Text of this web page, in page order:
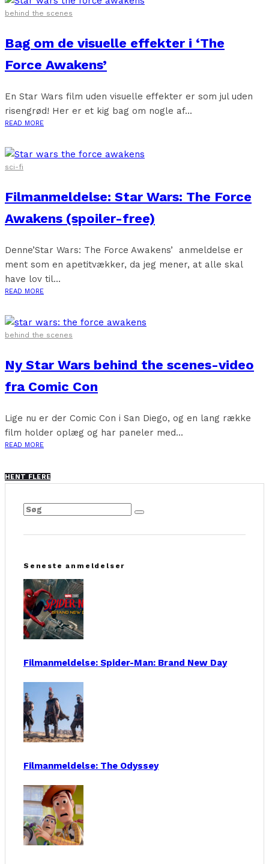
behind the scenes
Bag om de visuelle effekter i ‘The
Force Awakens’
En Star Wars film uden visuelle effekter er som jul uden
risengrød! Her er et kig bag om nogle af...
READ MORE
sci-fi
Filmanmeldelse: Star Wars: The Force
Awakens (spoiler-free)
Denne’Star Wars: The Force Awakens’ anmeldelse er
ment som en apetitvækker, da jeg mener, at alle skal
have lov til...
READ MORE
behind the scenes
Ny Star Wars behind the scenes-video
fra Comic Con
Lige nu er der Comic Con i San Diego, og en lang række
film holder oplæg og har paneler med...
READ MORE
HENT FLERE
Seneste anmeldelser
Filmanmeldelse: Spider-Man: Brand New Day
Filmanmeldelse: The Odyssey